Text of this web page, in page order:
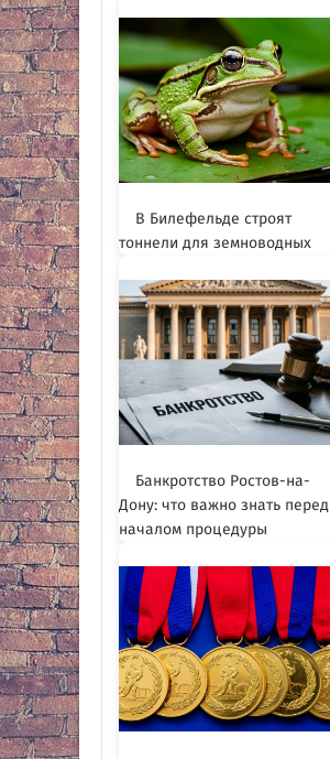
В Билефельде строят
тоннели для земноводных
Банкротство Ростов-на-
Дону: что важно знать перед
началом процедуры